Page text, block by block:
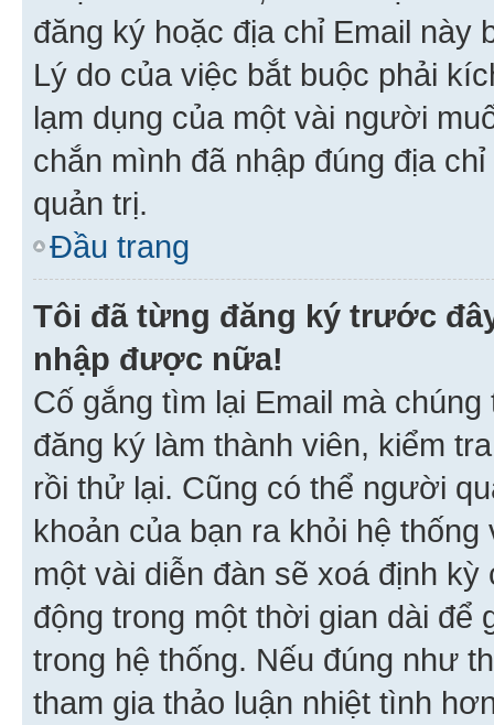
đăng ký hoặc địa chỉ Email này
Lý do của việc bắt buộc phải
lạm dụng của một vài người
chắn mình đã nhập đúng địa
quản trị.
Đầu trang
Tôi đã từng đăng ký trước
nhập được nữa!
Cố gắng tìm lại Email mà
đăng ký làm thành viên, kiểm
rồi thử lại. Cũng có thể người
khoản của bạn ra khỏi hệ
một vài diễn đàn sẽ xoá định
động trong một thời gian dài
trong hệ thống. Nếu đúng như
tham gia thảo luận nhiệt tình